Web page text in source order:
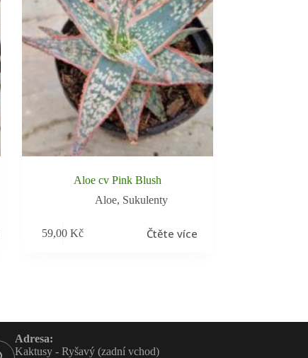
Aloe cv Pink Blush
Aloe, Sukulenty
59,00 Kč Čtěte více
Adresa:
Kaktusy - Ryšavý (zadní vchod)